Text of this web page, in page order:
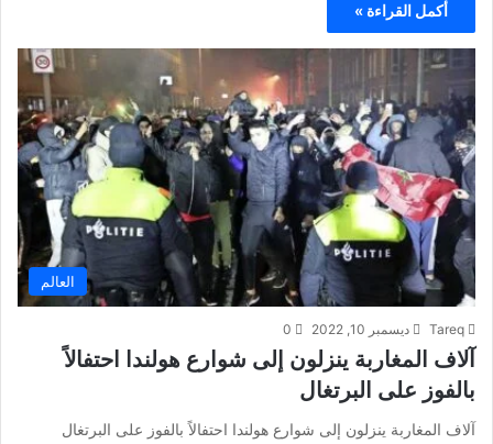
أكمل القراءة »
العالم
Tareq ديسمبر 10, 2022 0
آلاف المغاربة ينزلون إلى شوارع هولندا احتفالاً
بالفوز على البرتغال
آلاف المغاربة ينزلون إلى شوارع هولندا احتفالاً بالفوز على البرتغال